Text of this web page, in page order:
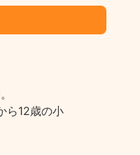
ら12歳の小